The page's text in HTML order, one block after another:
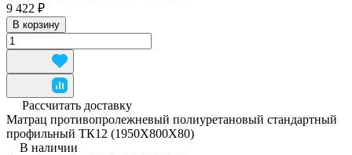
9 422 ₽
В корзину
Рассчитать доставку
Матрац противопролежневый полиуретановый стандартный
профильный ТК12 (1950Х800Х80)
В наличии